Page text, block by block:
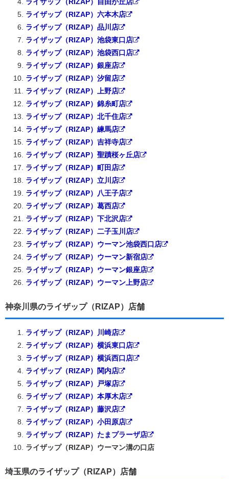
ライザップ（RIZAP）六本木店
ライザップ（RIZAP）品川店
ライザップ（RIZAP）池袋東口店
ライザップ（RIZAP）池袋西口店
ライザップ（RIZAP）銀座店
ライザップ（RIZAP）汐留店
ライザップ（RIZAP）上野店
ライザップ（RIZAP）錦糸町店
ライザップ（RIZAP）北千住店
ライザップ（RIZAP）練馬店
ライザップ（RIZAP）吉祥寺店
ライザップ（RIZAP）聖蹟桜ヶ丘店
ライザップ（RIZAP）町田店
ライザップ（RIZAP）立川店
ライザップ（RIZAP）八王子店
ライザップ（RIZAP）葛西店
ライザップ（RIZAP）下北沢店
ライザップ（RIZAP）二子玉川店
ライザップ（RIZAP）ウーマン池袋西口店
ライザップ（RIZAP）ウーマン新宿店
ライザップ（RIZAP）ウーマン銀座店
ライザップ（RIZAP）ウーマン上野店
神奈川県のライザップ（RIZAP）店舗
ライザップ（RIZAP）川崎店
ライザップ（RIZAP）横浜東口店
ライザップ（RIZAP）横浜西口店
ライザップ（RIZAP）関内店
ライザップ（RIZAP）戸塚店
ライザップ（RIZAP）本厚木店
ライザップ（RIZAP）藤沢店
ライザップ（RIZAP）小田原店
ライザップ（RIZAP）たまプラーザ店
ライザップ（RIZAP）ウーマン溝の口店
埼玉県のライザップ（RIZAP）店舗